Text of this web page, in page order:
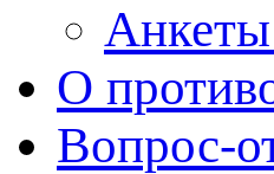
Анкеты
О
Вопрос-